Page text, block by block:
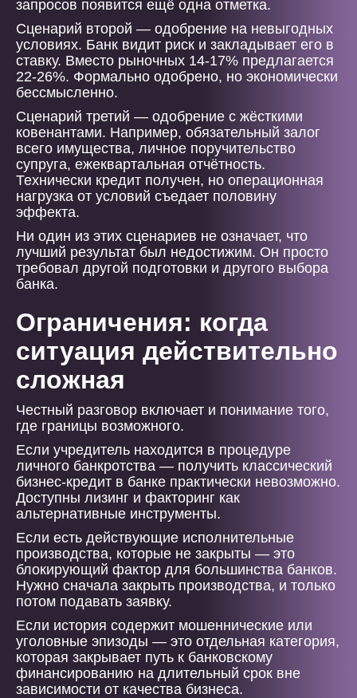
запросов появится ещё одна отметка.
Сценарий второй — одобрение на невыгодных
условиях. Банк видит риск и закладывает его в
ставку. Вместо рыночных 14-17% предлагается
22-26%. Формально одобрено, но экономически
бессмысленно.
Сценарий третий — одобрение с жёсткими
ковенантами. Например, обязательный залог
всего имущества, личное поручительство
супруга, ежеквартальная отчётность.
Технически кредит получен, но операционная
нагрузка от условий съедает половину
эффекта.
Ни один из этих сценариев не означает, что
лучший результат был недостижим. Он просто
требовал другой подготовки и другого выбора
банка.
Ограничения: когда
ситуация действительно
сложная
Честный разговор включает и понимание того,
где границы возможного.
Если учредитель находится в процедуре
личного банкротства — получить классический
бизнес-кредит в банке практически невозможно.
Доступны лизинг и факторинг как
альтернативные инструменты.
Если есть действующие исполнительные
производства, которые не закрыты — это
блокирующий фактор для большинства банков.
Нужно сначала закрыть производства, и только
потом подавать заявку.
Если история содержит мошеннические или
уголовные эпизоды — это отдельная категория,
которая закрывает путь к банковскому
финансированию на длительный срок вне
зависимости от качества бизнеса.